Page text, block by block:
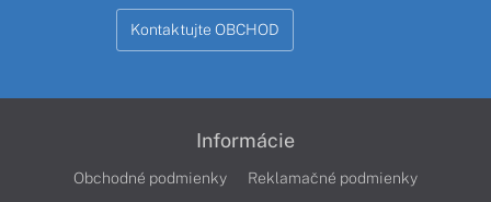
Kontaktujte OBCHOD
Informácie
Obchodné podmienky
Reklamačné podmienky